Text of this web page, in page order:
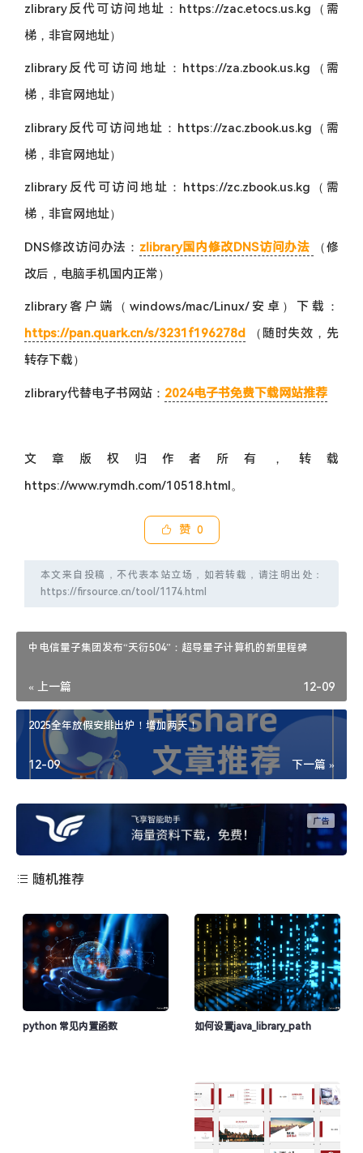
zlibrary反代可访问地址：https://zac.etocs.us.kg（需
梯，非官网地址）
zlibrary反代可访问地址：https://za.zbook.us.kg（需
梯，非官网地址）
zlibrary反代可访问地址：https://zac.zbook.us.kg（需
梯，非官网地址）
zlibrary反代可访问地址：https://zc.zbook.us.kg（需
梯，非官网地址）
DNS修改访问办法： zlibrary国内修改DNS访问办法
（修
改后，电脑手机国内正常）
zlibrary客户端（windows/mac/Linux/安卓）下载：
https://pan.quark.cn/s/3231f196278d （随时失效，先
转存下载）
zlibrary代替电子书网站： 2024电子书免费下载网站推荐
文章版权归作者所有，转载
https://www.rymdh.com/10518.html。
赞 0
本文来自投稿，不代表本站立场，如若转载，请注明出处：
https://firsource.cn/tool/1174.html
中电信量子集团发布“天衍504”：超导量子计算机的新里程碑
« 上一篇 12-09
2025全年放假安排出炉！增加两天！
下一篇 »
12-09
随机推荐
python 常见内置函数 如何设置java_library_path